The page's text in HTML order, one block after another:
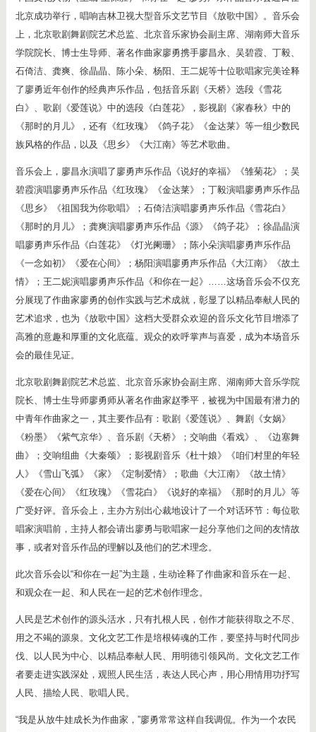
北京成功举行，唱响吉林卫视大型音乐文艺节目《放歌中国》。音乐会
上，北京歌剧舞剧院艺术总监、北京音乐家协会副主席、湖南师大音乐
学院院长、博士生导师、著名作曲家廖勇携手廖昌永、吴碧霞、丁毅、
石倚洁、龚爽、徐晶晶、陈小朵、杨阳、王二妮等十位歌唱家完美诠释
了廖勇近年创作的经典声乐作品，包括音乐剧《天桥》选段《雪花
白》、歌剧《爱莲说》中的选段《白莲花》，影视剧《家春秋》中的
《那时的月儿》，还有《红玫瑰》《鸽子花》《金达莱》等一组少数民
族风格的作品，以及《思乡》《大江南》等艺术歌曲。
音乐会上，廖昌永演唱了廖勇声乐作品《说好的幸福》《雏菊花》；吴
碧霞演唱廖勇声乐作品《红玫瑰》《金达莱》；丁毅演唱廖勇声乐作品
《思乡》《祖国我为你歌唱》；石倚洁演唱廖勇声乐作品《雪花白》
《那时的月儿》；龚爽演唱廖勇声乐作品《源》《鸽子花》；徐晶晶演
唱廖勇声乐作品《白莲花》《灯光阑珊》；陈小朵演唱廖勇声乐作品
《一念如初》《爱在心间》；杨阳演唱廖勇声乐作品《大江南》《故土
情》；王二妮演唱廖勇声乐作品《和你在一起》……这场音乐会不仅充
分展现了作曲家廖勇的创作实践与艺术成就，彰显了以精品奉献人民的
艺术追求，也为《放歌中国》这档大受群众欢迎的音乐文化节目增添了
高雅的意趣和厚重的文化底蕴。观众的欢呼掌声与喜爱，成为本场音乐
会的最佳见证。
北京歌剧舞剧院艺术总监、北京音乐家协会副主席、湖南师大音乐学院
院长、博士生导师廖勇师从著名作曲家赵季平，被视为中国最有潜力的
中青年作曲家之一，其主要作品有：歌剧《爱莲说》、舞剧《女娲》
《粉墨》《紫气京华》、音乐剧《天桥》；交响曲《看戏》、《边塞舞
曲》；交响组曲《大秦颂》；影视剧音乐《杜十娘》《咱们村里的年轻
人》《雪山飞弧》《家》《定制爱情》；歌曲《大江南》《故土情》
《爱在心间》《红玫瑰》《雪花白》《说好的幸福》《那时的月儿》等
广受好评。音乐会上，主办方别出心裁地设计了一个对话环节：每位歌
唱家演唱前，主持人都会请出廖勇与歌唱家一起分享他们之间的友情故
事，或者对音乐作品的理解以及他们的艺术理念。
此次音乐会以“和你在一起”为主题，生动诠释了作曲家和音乐在一起、
和观众在一起、和人民在一起的艺术创作理念。
人民是艺术创作的源头活水，只有扎根人民，创作才能获得取之不尽、
用之不竭的源泉。文化文艺工作是培根铸魂的工作，要坚持与时代同步
伐、以人民为中心、以精品奉献人民、用明德引领风尚。文化文艺工作
者要走进实践深处，观照人民生活，表达人民心声，用心用情用功抒写
人民、描绘人民、歌唱人民。
“我是从放牛娃成长为作曲家，”廖勇常常这样自我调侃。作为一个农民